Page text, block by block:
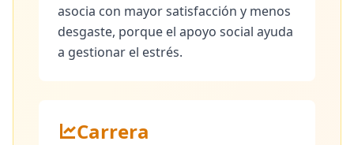
asocia con mayor satisfacción y menos
desgaste, porque el apoyo social ayuda
a gestionar el estrés.
Carrera